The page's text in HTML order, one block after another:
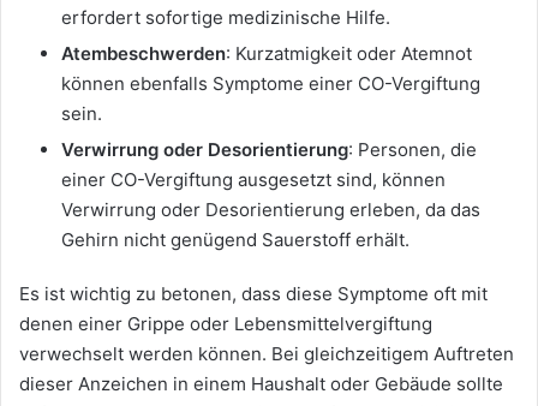
erfordert sofortige medizinische Hilfe.
Atembeschwerden: Kurzatmigkeit oder Atemnot
können ebenfalls Symptome einer CO-Vergiftung
sein.
Verwirrung oder Desorientierung: Personen, die
einer CO-Vergiftung ausgesetzt sind, können
Verwirrung oder Desorientierung erleben, da das
Gehirn nicht genügend Sauerstoff erhält.
Es ist wichtig zu betonen, dass diese Symptome oft mit
denen einer Grippe oder Lebensmittelvergiftung
verwechselt werden können. Bei gleichzeitigem Auftreten
dieser Anzeichen in einem Haushalt oder Gebäude sollte